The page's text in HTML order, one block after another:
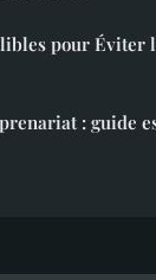
pour Éviter
: guide